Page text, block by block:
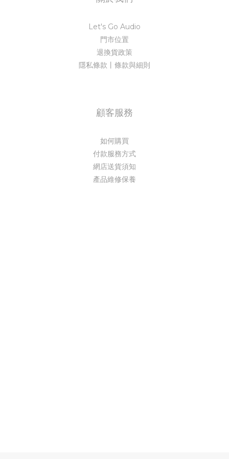
Let's Go Audio
門市位置
退換貨政策
隱私條款丨條款與細則
顧客服務
如何購買
付款服務方式
網店送貨須知
產品維修保養